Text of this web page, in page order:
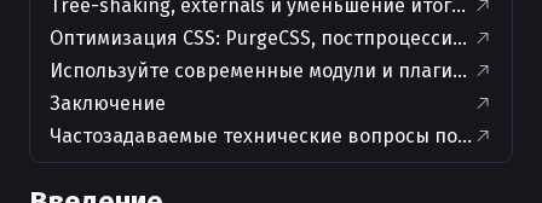
Tree-shaking, externals и уменьшение итоговых
Оптимизация CSS: PurgeCSS, постпроцессинг,
Используйте современные модули и плагины
Заключение
Частозадаваемые технические вопросы по теме